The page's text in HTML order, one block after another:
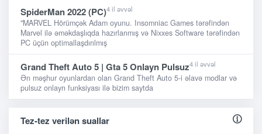
SpiderMan 2022 (PC)4 il əvvəl
"MARVEL Hörümçək Adam oyunu. Insomniac Games tərəfindən
Marvel ilə əməkdaşlıqda hazırlanmış və Nixxes Software tərəfindən
PC üçün optimallaşdırılmış
Grand Theft Auto 5 | Gta 5 Onlayn Pulsuz4 il əvvəl
Ən məşhur oyunlardan olan Grand Theft Auto 5-i əlavə modlar və
pulsuz onlayn funksiyası ilə bizim saytda
Tez-tez verilən suallar